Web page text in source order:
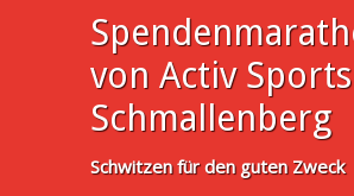
von Activ Sports
Schmallenberg
Schwitzen für den guten Zweck